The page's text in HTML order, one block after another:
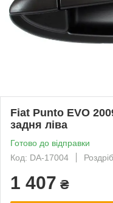
Fiat Punto EVO
задня ліва
Готово до відправки
Код: DA-17004
Роздріб
1 407 ₴